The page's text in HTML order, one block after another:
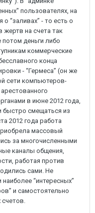
пользователях, на
“заливах” - то есть о
жертв на счета так
деньги либо
коммерческие
конца
- “Гермеса” (он же
сети компьютеров-
в июне 2012 года,
быстро смещаться из
2012 года работа
массовый
за многочисленными
каналы общения,
работая против
сами. Не
“интересных”
и самостоятельно
счетов.